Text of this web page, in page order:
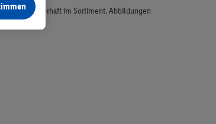
alle dauerhaft im Sortiment. Abbildungen